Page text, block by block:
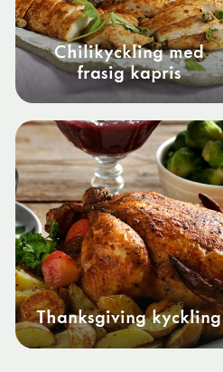
Chilikyckling med
frasig kapris
Thanksgiving kyckling